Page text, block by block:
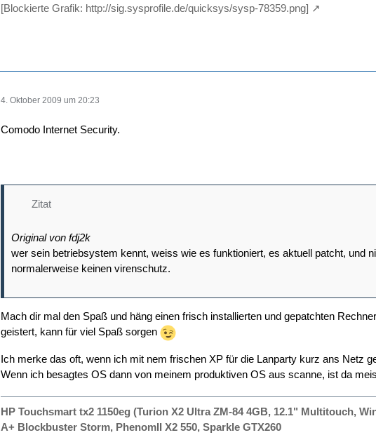
[Blockierte Grafik: http://sig.sysprofile.de/quicksys/sysp-78359.png]
4. Oktober 2009 um 20:23
Comodo Internet Security.
Zitat
Original von fdj2k
wer sein betriebsystem kennt, weiss wie es funktioniert, es aktuell patcht, und
normalerweise keinen virenschutz.
Mach dir mal den Spaß und häng einen frisch installierten und gepatchten
geistert, kann für viel Spaß sorgen
Ich merke das oft, wenn ich mit nem frischen XP für die Lanparty kurz ans Netz
Wenn ich besagtes OS dann von meinem produktiven OS aus scanne, ist da
HP Touchsmart tx2 1150eg (Turion X2 Ultra ZM-84 4GB, 12.1" Multitouch,
A+ Blockbuster Storm, PhenomII X2 550, Sparkle GTX260